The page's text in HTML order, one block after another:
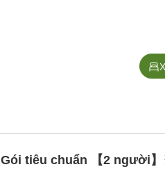
Gói tiêu chuẩn 【2 người